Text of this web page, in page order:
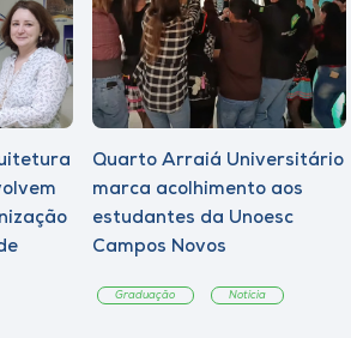
Quarto Arraiá Universitário
marca acolhimento aos
estudantes da Unoesc
Campos Novos
Graduação Notícia